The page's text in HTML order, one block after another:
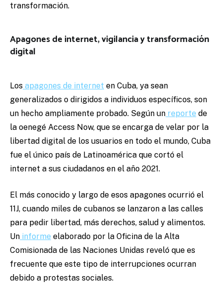
transformación.
Apagones de internet, vigilancia y transformación
digital
Los apagones de internet en Cuba, ya sean
generalizados o dirigidos a individuos específicos, son
un hecho ampliamente probado. Según un reporte de
la oenegé Access Now, que se encarga de velar por la
libertad digital de los usuarios en todo el mundo, Cuba
fue el único país de Latinoamérica que cortó el
internet a sus ciudadanos en el año 2021.
El más conocido y largo de esos apagones ocurrió el
11J, cuando miles de cubanos se lanzaron a las calles
para pedir libertad, más derechos, salud y alimentos.
Un informe elaborado por la Oficina de la Alta
Comisionada de las Naciones Unidas reveló que es
frecuente que este tipo de interrupciones ocurran
debido a protestas sociales.